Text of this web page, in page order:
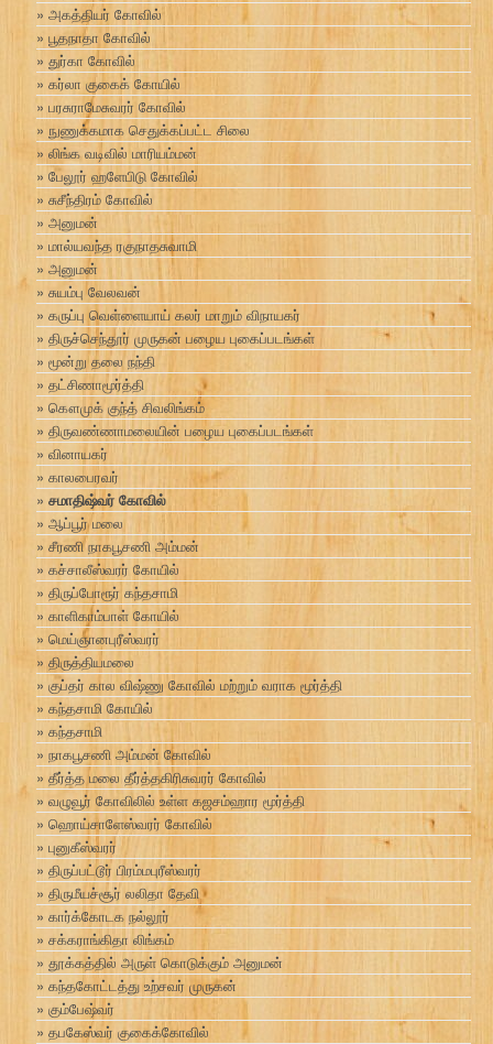
அகத்தியர் கோவில்
பூதநாதா கோவில்
துர்கா கோவில்
கர்லா குகைக் கோயில்
பரசுராமேசுவரர் கோவில்
நுணுக்கமாக செதுக்கப்பட்ட சிலை
லிங்க வடிவில் மாரியம்மன்
பேலூர் ஹளேபிடு கோவில்
சுசீந்திரம் கோவில்
அனுமன்
மால்யவந்த ரகுநாதசுவாமி
அனுமன்
சுயம்பு வேலவன்
கருப்பு வெள்ளையாய் கலர் மாறும் விநாயகர்
திருச்செந்தூர் முருகன் பழைய புகைப்படங்கள்
மூன்று தலை நந்தி
தட்சிணாமூர்த்தி
கௌமுக் குந்த் சிவலிங்கம்
திருவண்ணாமலையின் பழைய புகைப்படங்கள்
வினாயகர்
காலபைரவர்
சமாதிஷ்வர் கோவில்
ஆப்பூர் மலை
சீரணி நாகபூசணி அம்மன்
கச்சாலீஸ்வரர் கோயில்
திருப்போரூர் கந்தசாமி
காளிகாம்பாள் கோயில்
மெய்ஞானபுரீஸ்வரர்
திருத்தியமலை
குப்தர் கால விஷ்ணு கோவில் மற்றும் வராக மூர்த்தி
கந்தசாமி கோயில்
கந்தசாமி
நாகபூசணி அம்மன் கோவில்
தீர்த்த மலை தீர்த்தகிரிசுவரர் கோவில்
வழுவூர் கோவிலில் உள்ள கஜசம்ஹார மூர்த்தி
ஹொய்சாளேஸ்வரர் கோவில்
புனுகீஸ்வரர்
திருப்பட்டூர் பிரம்மபுரீஸ்வரர்
திருமீயச்சூர் லலிதா தேவி
கார்க்கோடக நல்லூர்
சக்கராங்கிதா லிங்கம்
தூக்கத்தில் அருள் கொடுக்கும் அனுமன்
கந்தகோட்டத்து உற்சவர் முருகன்
கும்பேஷ்வர்
தபகேஸ்வர் குகைக்கோவில்